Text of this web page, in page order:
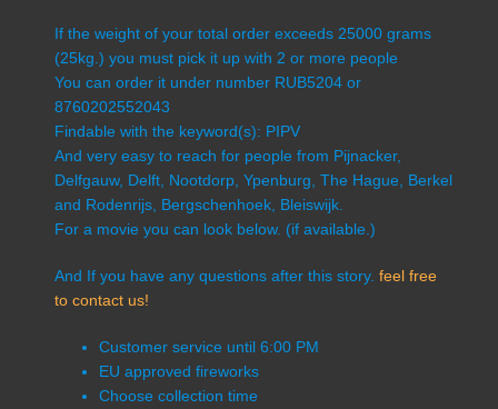
If the weight of your total order exceeds 25000 grams
(25kg.) you must pick it up with 2 or more people
You can order it under number RUB5204 or
8760202552043
Findable with the keyword(s): PIPV
And very easy to reach for people from Pijnacker,
Delfgauw, Delft, Nootdorp, Ypenburg, The Hague, Berkel
and Rodenrijs, Bergschenhoek, Bleiswijk.
For a movie you can look below. (if available.)
And If you have any questions after this story. feel free
to contact us!
Customer service until 6:00 PM
EU approved fireworks
Choose collection time